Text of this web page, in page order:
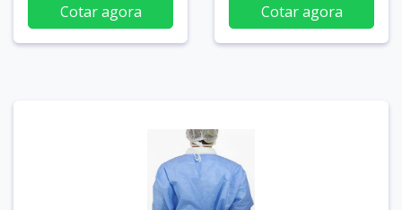
Cotar agora Cotar agora